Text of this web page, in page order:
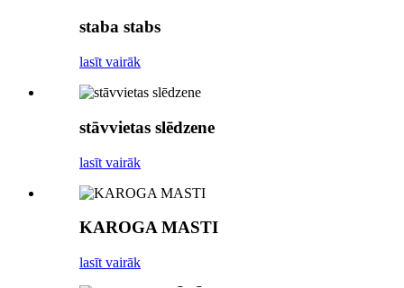
staba stabs
lasīt vairāk
stāvvietas slēdzene
lasīt vairāk
KAROGA MASTI
lasīt vairāk